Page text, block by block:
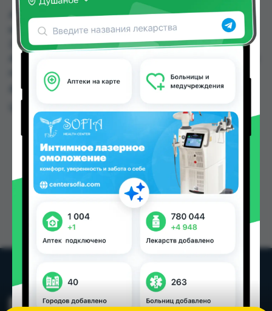
АЛФАВИТ АНТИСТРЕСС ТБ №60 можно купить
или заказать в аптеках, АЗИЗ ВАКО , Аптека +
24/7, Аптека оптовый 24, Аптека Рахмат 2004,
по цене от 48.00 TJS до 63.30 TJS в Душанбе и
других городах Таджикистана